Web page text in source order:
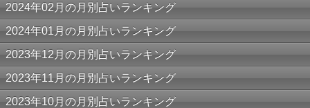
2024年02月の月別占いランキング
2024年01月の月別占いランキング
2023年12月の月別占いランキング
2023年11月の月別占いランキング
2023年10月の月別占いランキング